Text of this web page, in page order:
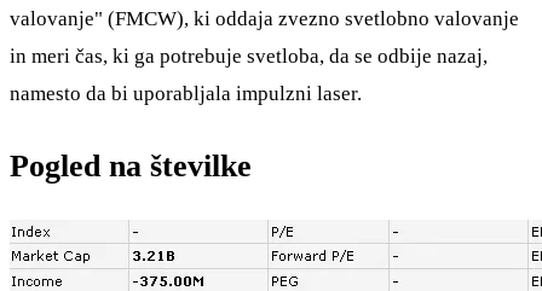
valovanje" (FMCW), ki oddaja zvezno svetlobno valovanje
in meri čas, ki ga potrebuje svetloba, da se odbije nazaj,
namesto da bi uporabljala impulzni laser.
Pogled na številke